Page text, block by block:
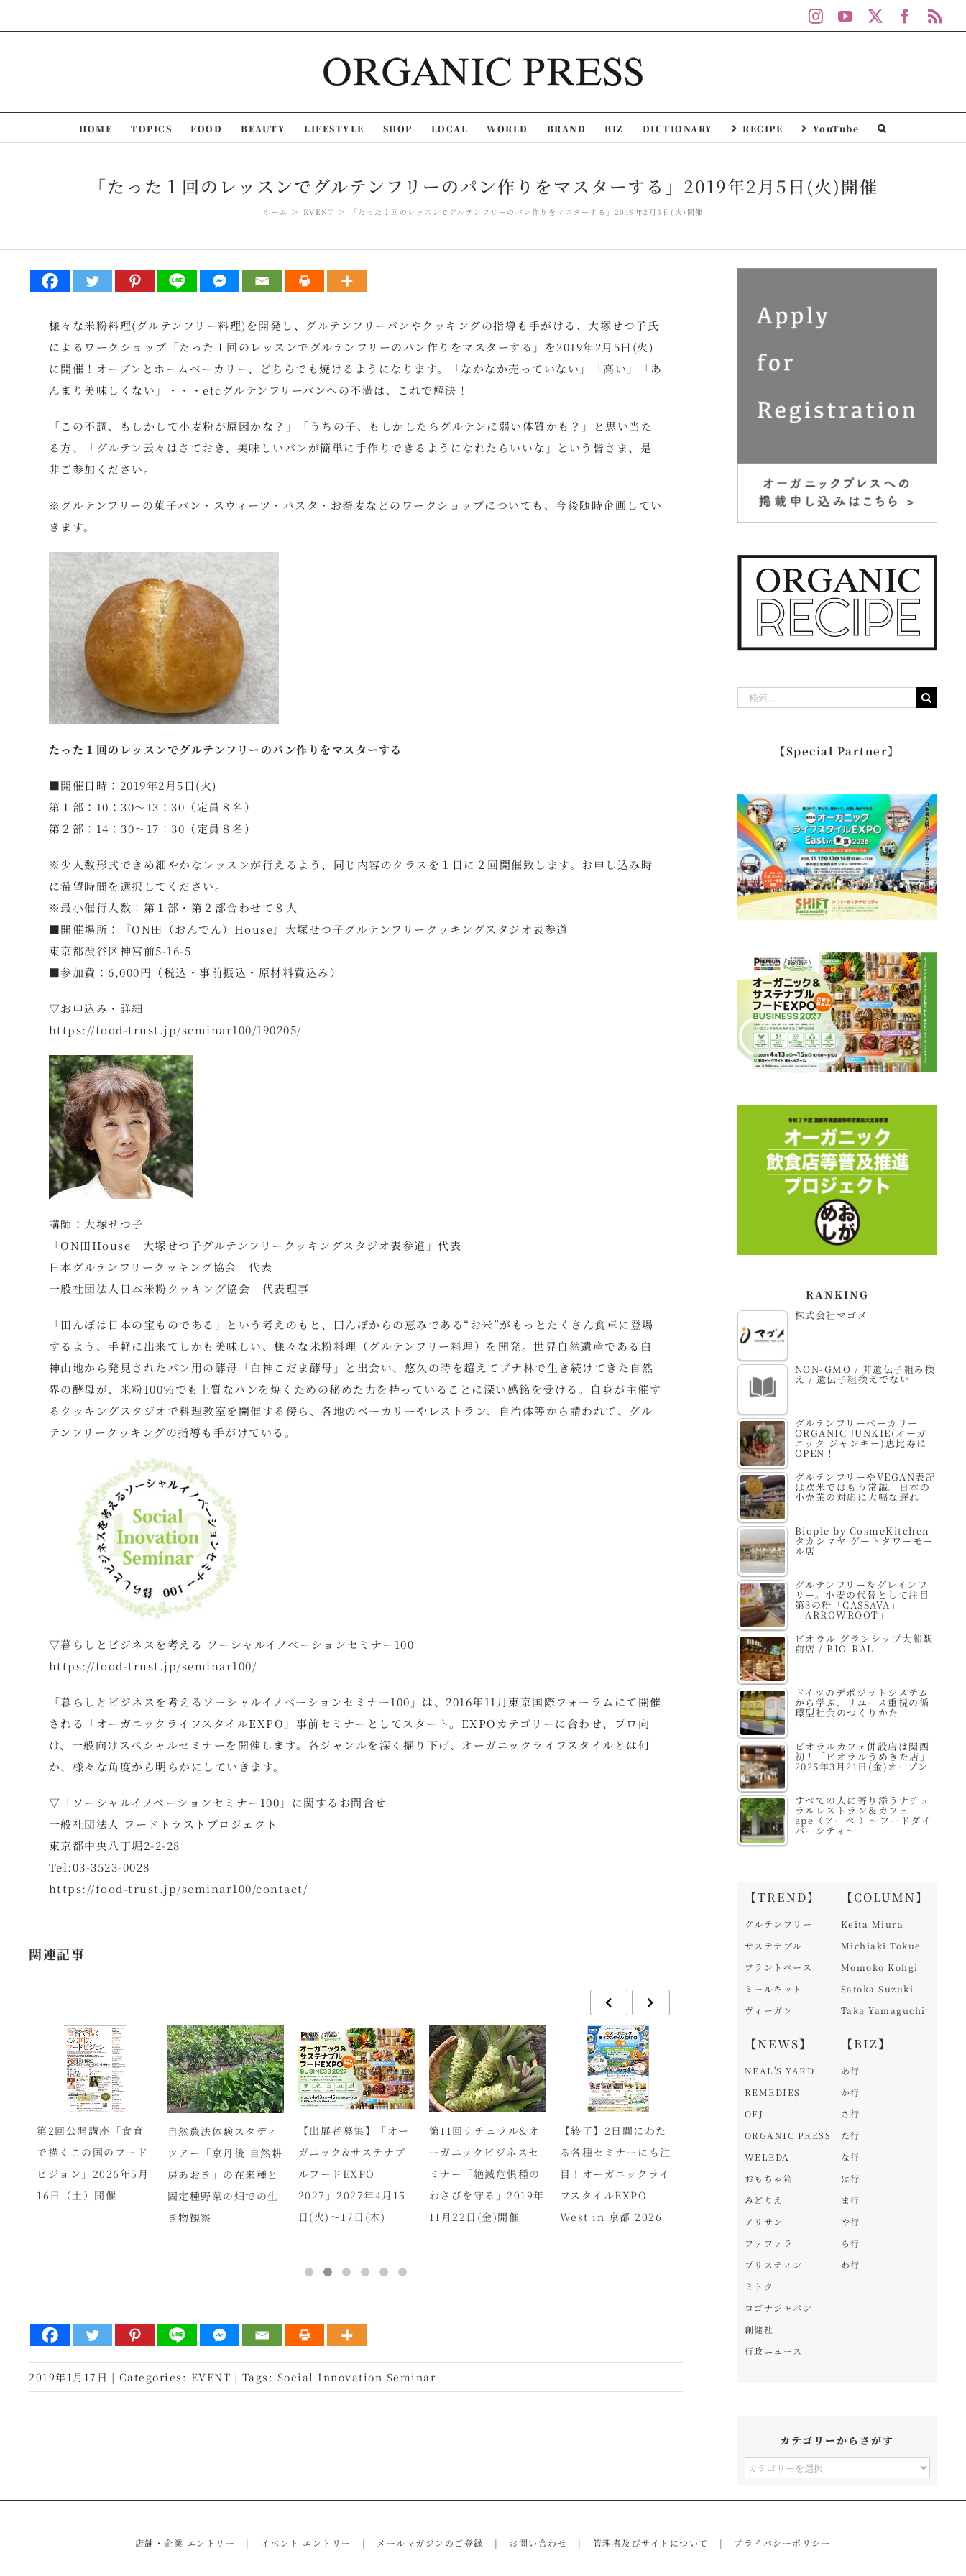
to
InstagramYouTube
HOME TOPICS FOOD BEAUTY LIFESTYLE SHOP LOCAL WORLD BRAND BIZ DICTIONARY RECIPE YouTube
「たった１回のレッスンでグルテンフリーのパン作りをマスターする」2019年2月5日(火)開催
ホーム EVENT 「たった１回のレッスンでグルテンフリーのパン作りをマスターする」2019年2月5日(火)開催
様々な米粉料理(グルテンフリー料理)を開発し、グルテンフリーパンやクッキングの指導も手がける、大塚せつ子氏
によるワークショップ「たった１回のレッスンでグルテンフリーのパン作りをマスターする」を2019年2月5日(火)
に開催！オーブンとホームベーカリー、どちらでも焼けるようになります。「なかなか売っていない」「高い」「あ
んまり美味しくない」・・・etcグルテンフリーパンへの不満は、これで解決！
「この不調、もしかして小麦粉が原因かな？」「うちの子、もしかしたらグルテンに弱い体質かも？」と思い当た
る方、「グルテン云々はさておき、美味しいパンが簡単に手作りできるようになれたらいいな」という皆さま、是
非ご参加ください。
※グルテンフリーの菓子パン・スウィーツ・パスタ・お蕎麦などのワークショップについても、今後随時企画してい
きます。
たった１回のレッスンでグルテンフリーのパン作りをマスターする
■開催日時：2019年2月5日(火)
第１部：10：30～13：30（定員８名）
第２部：14：30～17：30（定員８名）
※少人数形式できめ細やかなレッスンが行えるよう、同じ内容のクラスを１日に２回開催致します。お申し込み時
に希望時間を選択してください。
※最小催行人数：第１部・第２部合わせて８人
■開催場所：『ON田（おんでん）House』大塚せつ子グルテンフリークッキングスタジオ表参道
東京都渋谷区神宮前5-16-5
■参加費：6,000円（税込・事前振込・原材料費込み）
▽お申込み・詳細
https://food-trust.jp/seminar100/190205/
講師：大塚せつ子
「ON田House 大塚せつ子グルテンフリークッキングスタジオ表参道」代表
日本グルテンフリークッキング協会 代表
一般社団法人日本米粉クッキング協会 代表理事
「田んぼは日本の宝ものである」という考えのもと、田んぼからの恵みである“お米”がもっとたくさん食卓に登場
するよう、手軽に出来てしかも美味しい、様々な米粉料理（グルテンフリー料理）を開発。世界自然遺産である白
神山地から発見されたパン用の酵母「白神こだま酵母」と出会い、悠久の時を超えてブナ林で生き続けてきた自然
界の酵母が、米粉100％でも上質なパンを焼くための秘めた力を持っていることに深い感銘を受ける。自身が主催す
るクッキングスタジオで料理教室を開催する傍ら、各地のベーカリーやレストラン、自治体等から請われて、グル
テンフリークッキングの指導も手がけている。
▽暮らしとビジネスを考える ソーシャルイノベーションセミナー100
https://food-trust.jp/seminar100/
「暮らしとビジネスを考えるソーシャルイノベーションセミナー100」は、2016年11月東京国際フォーラムにて開催
される「オーガニックライフスタイルEXPO」事前セミナーとしてスタート。EXPOカテゴリーに合わせ、プロ向
け、一般向けスペシャルセミナーを開催します。各ジャンルを深く掘り下げ、オーガニックライフスタイルとは何
か、様々な角度から明らかにしていきます。
▽「ソーシャルイノベーションセミナー100」に関するお問合せ
一般社団法人 フードトラストプロジェクト
東京都中央八丁堀2-2-28
Tel:03-3523-0028
https://food-trust.jp/seminar100/contact/
関連記事
第2回公開講座「食育
で描くこの国のフード
ビジョン」2026年5月
16日（土）開催
自然農法体験スタディ
ツアー「京丹後 自然耕
房あおき」の在来種と
固定種野菜の畑での生
き物観察
【出展者募集】「オー
ガニック&サステナブ
ルフードEXPO
2027」2027年4月15
日(火)～17日(木)
第11回ナチュラル&オ
ーガニックビジネスセ
ミナー「絶滅危惧種の
わさびを守る」2019年
11月22日(金)開催
【終了】2日間にわた
る各種セミナーにも注
目！オーガニックライ
フスタイルEXPO
West in 京都 2026
【農林水産省】オーガ
ニックビレッジ全国集
会の開催及び参加の募
第2回公開講座「食育
で描くこの国のフード
ビジョン」2026年5月
16日（土）開催
2019年1月17日 | Categories: EVENT | Tags: Social Innovation Seminar
【Special Partner】
RANKING
株式会社マゴメ
NON-GMO / 非遺伝子組み換
え / 遺伝子組換えでない
グルテンフリーベーカリー
ORGANIC JUNKIE(オーガ
ニック ジャンキー)恵比寿に
OPEN！
グルテンフリーやVEGAN表記
は欧米ではもう常識。日本の
小売業の対応に大幅な遅れ
Biople by CosmeKitchen
タカシマヤ ゲートタワーモー
ル店
グルテンフリー＆グレインフ
リー。小麦の代替として注目
第3の粉「CASSAVA」
「ARROWROOT」
ビオラル グランシップ大船駅
前店 / BIO-RAL
ドイツのデポジットシステム
から学ぶ、リユース重視の循
環型社会のつくりかた
ビオラルカフェ併設店は関西
初！「ビオラルうめきた店」
2025年3月21日(金)オープン
すべての人に寄り添うナチュ
ラルレストラン＆カフェ
ape（アーペ ）～フードダイ
バーシティ～
【TREND】
グルテンフリー
サステナブル
プラントベース
ミールキット
ヴィーガン
【NEWS】
NEAL'S YARD
REMEDIES
OFJ
ORGANIC PRESS
WELEDA
おもちゃ箱
みどりえ
アリサン
ファファラ
プリスティン
ミトク
ロゴナジャパン
創健社
行政ニュース
【COLUMN】
Keita Miura
Michiaki Tokue
Momoko Kohgi
Satoka Suzuki
Taka Yamaguchi
【BIZ】
あ行
か行
さ行
た行
な行
は行
ま行
や行
ら行
わ行
カテゴリーからさがす
カ
ー
店舗・企業 エントリー イベント エントリー メールマガジンのご登録 お問い合わせ 管理者及びサイトについて プライバシーポリシー